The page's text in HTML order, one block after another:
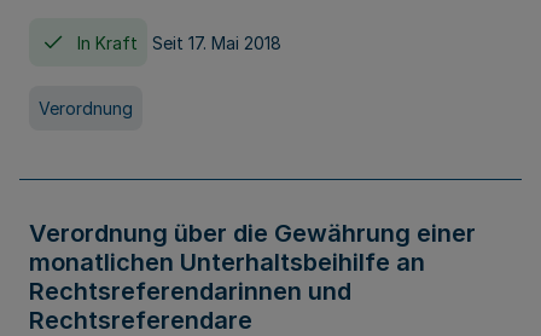
In Kraft Seit 17. Mai 2018
Verordnung
Verordnung über die Gewährung einer
monatlichen Unterhaltsbeihilfe an
Rechtsreferendarinnen und
Rechtsreferendare